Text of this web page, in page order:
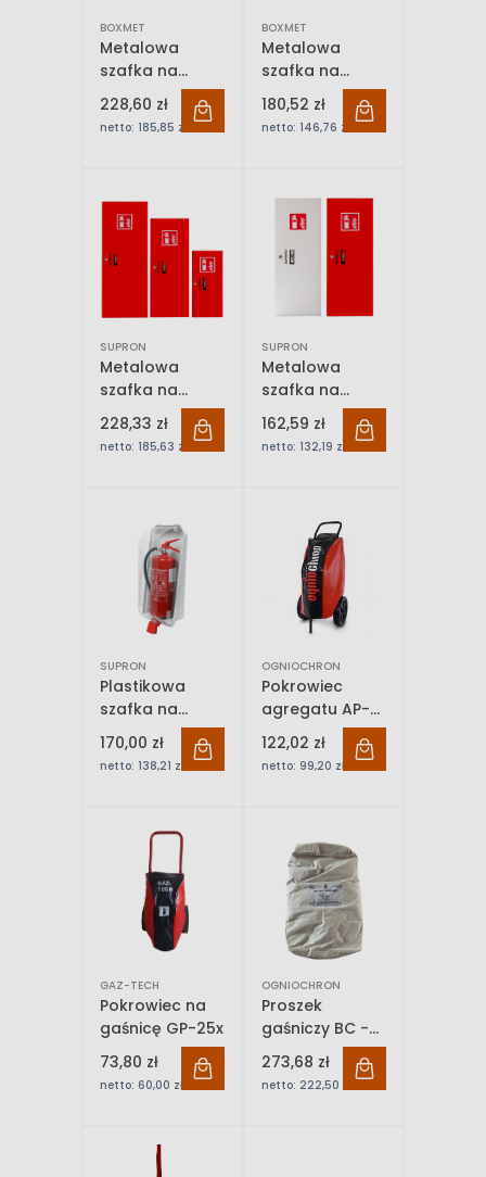
BOXMET
Metalowa
szafka na
gaśnice GP-
1/GP-2
228,60 zł
netto: 185,85 zł
BOXMET
Metalowa
szafka na
gaśnice GP-
4/GP-6
180,52 zł
netto: 146,76 zł
SUPRON
Metalowa
szafka na
gaśnicę 12 kg
228,33 zł
netto: 185,63 zł
SUPRON
Metalowa
szafka na
gaśnicę 4 kg
lub 6 kg
162,59 zł
netto: 132,19 zł
SUPRON
Plastikowa
szafka na
gaśnicę 6 kg
Kristall
170,00 zł
netto: 138,21 zł
OGNIOCHRON
Pokrowiec
agregatu AP-
50
122,02 zł
netto: 99,20 zł
GAZ-TECH
Pokrowiec na
gaśnicę GP-25x
73,80 zł
netto: 60,00 zł
OGNIOCHRON
Proszek
gaśniczy BC -
Furex BCE 20
op. 25 kg
273,68 zł
netto: 222,50 zł